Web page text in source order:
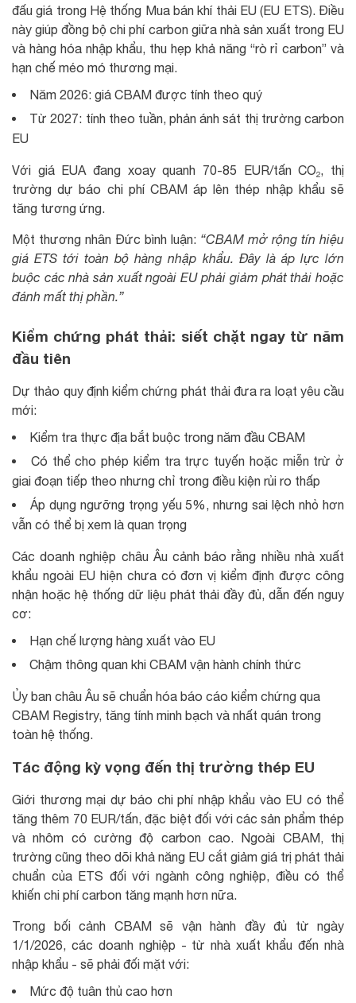
đấu giá trong Hệ thống Mua bán khí thải EU (EU ETS). Điều
này giúp đồng bộ chi phí carbon giữa nhà sản xuất trong EU
và hàng hóa nhập khẩu, thu hẹp khả năng “rò rỉ carbon” và
hạn chế méo mó thương mại.
Năm 2026: giá CBAM được tính theo quý
Từ 2027: tính theo tuần, phản ánh sát thị trường carbon
EU
Với giá EUA đang xoay quanh 70-85 EUR/tấn CO₂, thị
trường dự báo chi phí CBAM áp lên thép nhập khẩu sẽ
tăng tương ứng.
Một thương nhân Đức bình luận: “CBAM mở rộng tín hiệu
giá ETS tới toàn bộ hàng nhập khẩu. Đây là áp lực lớn
buộc các nhà sản xuất ngoài EU phải giảm phát thải hoặc
đánh mất thị phần.”
Kiểm chứng phát thải: siết chặt ngay từ năm
đầu tiên
Dự thảo quy định kiểm chứng phát thải đưa ra loạt yêu cầu
mới:
Kiểm tra thực địa bắt buộc trong năm đầu CBAM
Có thể cho phép kiểm tra trực tuyến hoặc miễn trừ ở
giai đoạn tiếp theo nhưng chỉ trong điều kiện rủi ro thấp
Áp dụng ngưỡng trọng yếu 5%, nhưng sai lệch nhỏ hơn
vẫn có thể bị xem là quan trọng
Các doanh nghiệp châu Âu cảnh báo rằng nhiều nhà xuất
khẩu ngoài EU hiện chưa có đơn vị kiểm định được công
nhận hoặc hệ thống dữ liệu phát thải đầy đủ, dẫn đến nguy
cơ:
Hạn chế lượng hàng xuất vào EU
Chậm thông quan khi CBAM vận hành chính thức
Ủy ban châu Âu sẽ chuẩn hóa báo cáo kiểm chứng qua
CBAM Registry, tăng tính minh bạch và nhất quán trong
toàn hệ thống.
Tác động kỳ vọng đến thị trường thép EU
Giới thương mại dự báo chi phí nhập khẩu vào EU có thể
tăng thêm 70 EUR/tấn, đặc biệt đối với các sản phẩm thép
và nhôm có cường độ carbon cao. Ngoài CBAM, thị
trường cũng theo dõi khả năng EU cắt giảm giá trị phát thải
chuẩn của ETS đối với ngành công nghiệp, điều có thể
khiến chi phí carbon tăng mạnh hơn nữa.
Trong bối cảnh CBAM sẽ vận hành đầy đủ từ ngày
1/1/2026, các doanh nghiệp - từ nhà xuất khẩu đến nhà
nhập khẩu - sẽ phải đối mặt với:
Mức độ tuân thủ cao hơn